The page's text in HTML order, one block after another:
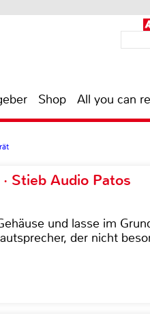
Shop All you can
Stieb Audio Patos
und lasse im
der nicht